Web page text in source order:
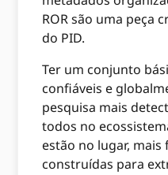
ROR são uma peça
do PID.
Ter um conjunto
confiáveis ​​e
pesquisa mais
todos no
estão no lugar,
construídas para